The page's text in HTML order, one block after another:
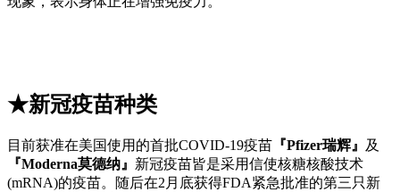
★新冠疫苗种类
目前获准在美国使用的首批COVID-19疫苗 『Pfizer瑞辉』
及
『Moderna莫德纳』 新冠疫苗皆是采用信使核糖核酸技术
(mRNA)的疫苗。随后在2月底获得FDA紧急批准的第三只新